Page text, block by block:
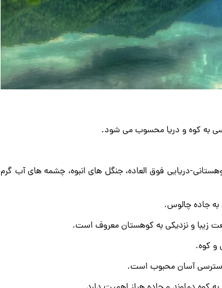
به کوه و دریا محسوب می شود.
دریایی فوق العاده، جنگل های انبوه، چشمه های آب گرم
به جاده چالوس.
زیبا و نزدیکی به کوهستان معروف است.
و کوه.
دسترسی آسان محبوب است.